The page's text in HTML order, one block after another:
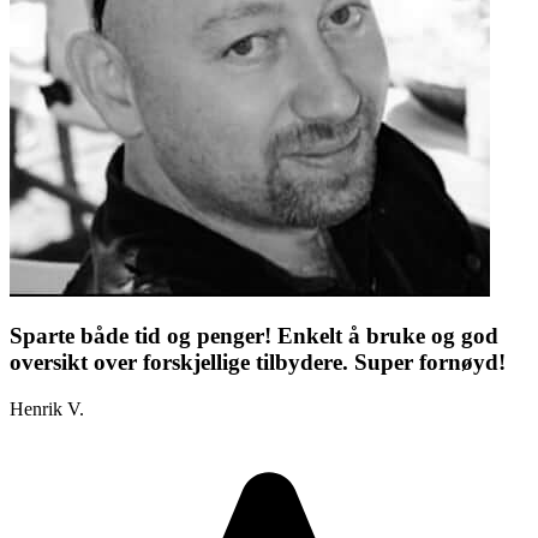
Sparte både tid og penger! Enkelt å bruke og god
oversikt over forskjellige tilbydere. Super fornøyd!
Henrik V.